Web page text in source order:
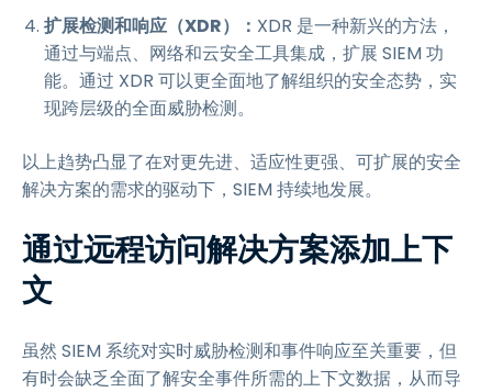
扩展检测和响应（XDR）： XDR 是一种新兴的方法，
通过与端点、网络和云安全工具集成，扩展 SIEM 功
能。通过 XDR 可以更全面地了解组织的安全态势，实
现跨层级的全面威胁检测。
以上趋势凸显了在对更先进、适应性更强、可扩展的安全
解决方案的需求的驱动下，SIEM 持续地发展。
通过远程访问解决方案添加上下
文
虽然 SIEM 系统对实时威胁检测和事件响应至关重要，但
有时会缺乏全面了解安全事件所需的上下文数据，从而导